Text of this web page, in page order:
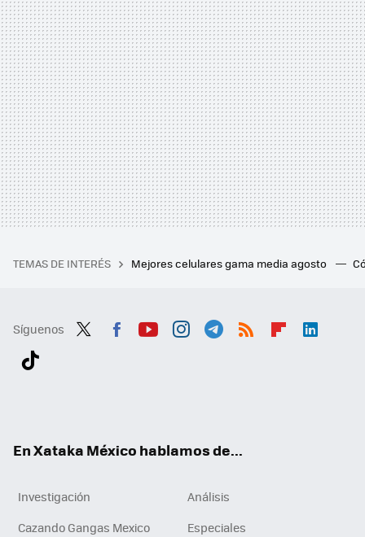
TEMAS DE INTERÉS Mejores celulares gama media agosto
Síguenos
En Xataka México hablamos de...
Investigación
Análisis
Cazando Gangas Mexico
Especiales